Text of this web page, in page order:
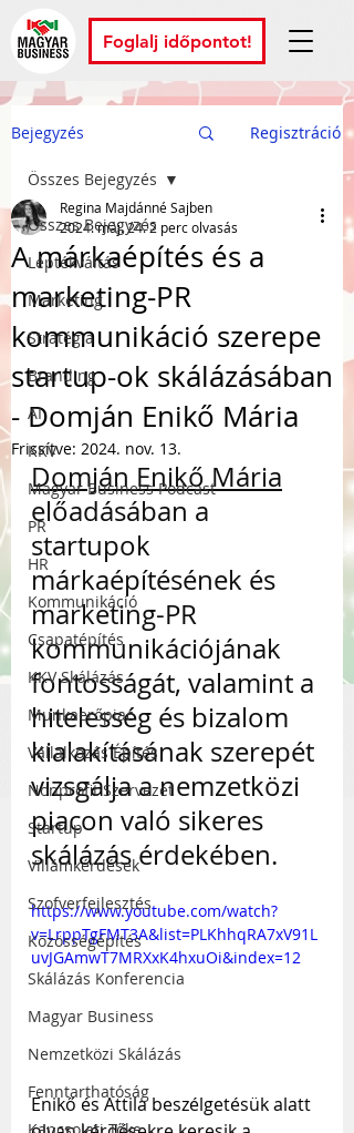
Foglalj időpontot!
Bejegyzés Regisztráció
Összes Bejegyzés
Léptékváltás
Marketing
Stratégia
Branding
AI
KKV
Magyar Business Podcast
PR
HR
Kommunikáció
Csapatépítés
KKV Skálázás
Munkaerőpiac
Vállalkozás Építés
Nonprofit Szervezet
Startup
Villámkérdések
Szofverfejlesztés
Közösségépítés
Skálázás Konferencia
Magyar Business
Nemzetközi Skálázás
Fenntarthatóság
Összes Bejegyzés
A márkaépítés és a
marketing-PR
kommunikáció szerepe
startup-ok skálázásában
- Domján Enikő Mária
Regina Majdánné Sajben
2024. máj. 24.2 perc olvasás
Frissítve: 2024. nov. 13.
Domján Enikő Mária
előadásában a
startupok
márkaépítésének és
marketing-PR
kommunikációjának
fontosságát, valamint a
hitelesség és bizalom
kialakításának szerepét
vizsgálja a nemzetközi
piacon való sikeres
skálázás érdekében.
https://www.youtube.com/watch?
v=LrppTgFMT3A&list=PLKhhqRA7xV91L
uvJGAmwT7MRXxK4hxuOi&index=12
Enikő és Attila beszélgetésük alatt